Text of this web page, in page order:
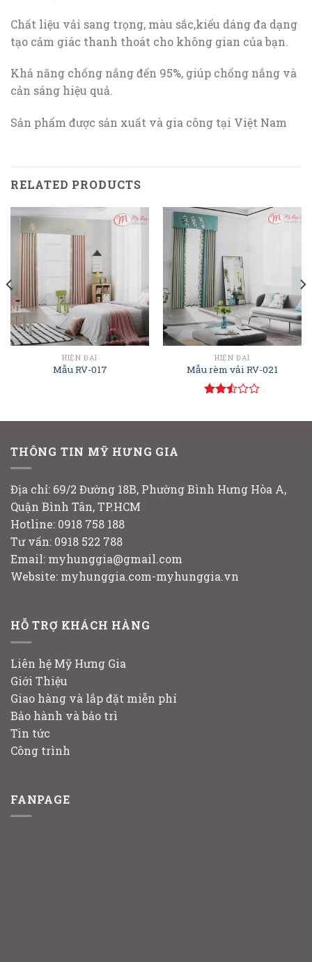
Chất liệu vải sang trọng, màu sắc,kiểu dáng đa dạng
tạo cảm giác thanh thoát cho không gian của bạn.
Khả năng chống nắng đến 95%, giúp chống nắng và
cản sáng hiệu quả.
Sản phẩm được sản xuất và gia công tại Việt Nam
RELATED PRODUCTS
HIỆN ĐẠI
Mẫu RV-017
HIỆN ĐẠI
Mẫu rèm vải RV-021
THÔNG TIN MỸ HƯNG GIA
Địa chỉ: 69/2 Đường 18B, Phường Bình Hưng Hòa A,
Quận Bình Tân, TP.HCM
Hotline: 0918 758 188
Tư vấn: 0918 522 788
Email: myhunggia@gmail.com
Website: myhunggia.com-myhunggia.vn
HỖ TRỢ KHÁCH HÀNG
Liên hệ Mỹ Hưng Gia
Giới Thiệu
Giao hàng và lắp đặt miễn phí
Bảo hành và bảo trì
Tin tức
Công trình
FANPAGE